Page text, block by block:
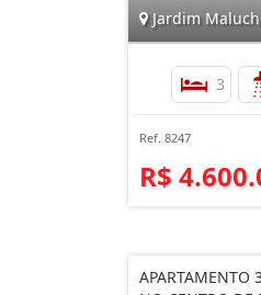
Jardim
3
Ref. 8247
R$
APARTAMENTO